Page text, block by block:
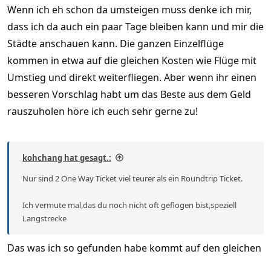
Wenn ich eh schon da umsteigen muss denke ich mir,
dass ich da auch ein paar Tage bleiben kann und mir die
Städte anschauen kann. Die ganzen Einzelflüge
kommen in etwa auf die gleichen Kosten wie Flüge mit
Umstieg und direkt weiterfliegen. Aber wenn ihr einen
besseren Vorschlag habt um das Beste aus dem Geld
rauszuholen höre ich euch sehr gerne zu!
kohchang hat gesagt.:
Nur sind 2 One Way Ticket viel teurer als ein Roundtrip Ticket.
Ich vermute mal,das du noch nicht oft geflogen bist,speziell
Langstrecke
Das was ich so gefunden habe kommt auf den gleichen